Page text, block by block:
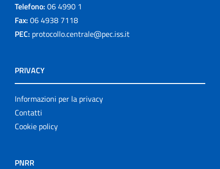
Telefono: 06 4990 1
Fax: 06 4938 7118
PEC: protocollo.centrale@pec.iss.it
PRIVACY
Informazioni per la privacy
Contatti
Cookie policy
PNRR